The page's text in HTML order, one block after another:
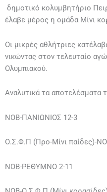
δημοτικό κολυμβητήριο
έλαβε μέρος η ομάδα Μίνι
Οι μικρές αθλήτριες
νικώντας στον τελευταίο
Ολυμπιακού.
Αναλυτικά τα αποτελέσματα
ΝΟΒ-ΠΑΝΙΩΝΙΟΣ 12-3
Ο.Σ.Φ.Π (Προ-Μίνι παίδες)-
ΝΟΒ-ΡΕΘΥΜΝΟ 2-11